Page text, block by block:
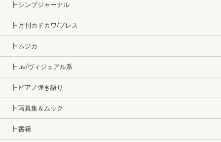
┣ シンプジャーナル
┣ 月刊カドカワ/ブレス
┣ ムジカ
┣ uv/ヴィジュアル系
┣ ピアノ弾き語り
┣ 写真集＆ムック
┣ 書籍